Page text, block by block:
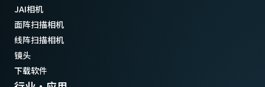
JAI相机
面阵扫描相机
线阵扫描相机
镜头
下载软件